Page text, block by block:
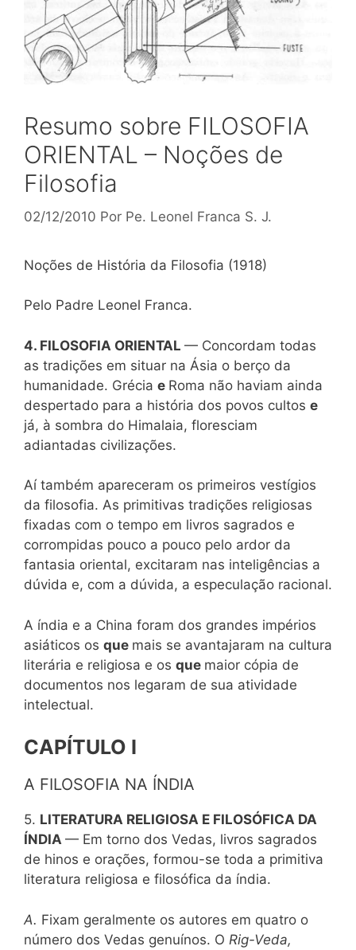
Resumo sobre FILOSOFIA
ORIENTAL – Noções de
Filosofia
02/12/2010 Por Pe. Leonel Franca S. J.
Noções de História da Filosofia (1918)
Pelo Padre Leonel Franca.
4. FILOSOFIA ORIENTAL — Concordam todas
as tradições em situar na Ásia o berço da
humanidade. Grécia e Roma não haviam ainda
despertado para a história dos povos cultos e
já, à sombra do Himalaia, floresciam
adiantadas civilizações.
Aí também apareceram os primeiros vestígios
da filosofia. As primitivas tradições religiosas
fixadas com o tempo em livros sagrados e
corrompidas pouco a pouco pelo ardor da
fantasia oriental, excitaram nas inteligências a
dúvida e, com a dúvida, a especulação racional.
A índia e a China foram dos grandes impérios
asiáticos os que mais se avantajaram na cultura
literária e religiosa e os que maior cópia de
documentos nos legaram de sua atividade
intelectual.
CAPÍTULO I
A FILOSOFIA NA ÍNDIA
5. LITERATURA RELIGIOSA E FILOSÓFICA DA
ÍNDIA — Em torno dos Vedas, livros sagrados
de hinos e orações, formou-se toda a primitiva
literatura religiosa e filosófica da índia.
A. Fixam geralmente os autores em quatro o
número dos Vedas genuínos. O Rig-Veda,